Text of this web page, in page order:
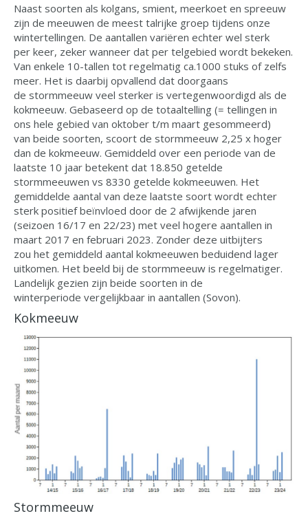
Naast soorten als kolgans, smient, meerkoet en spreeuw
zijn de meeuwen de meest talrijke groep tijdens onze
wintertellingen. De aantallen variëren echter wel sterk
per keer, zeker wanneer dat per telgebied wordt bekeken.
Van enkele 10-tallen tot regelmatig ca.1000 stuks of zelfs
meer. Het is daarbij opvallend dat doorgaans
de stormmeeuw veel sterker is vertegenwoordigd als de
kokmeeuw. Gebaseerd op de totaaltelling (= tellingen in
ons hele gebied van oktober t/m maart gesommeerd)
van beide soorten, scoort de stormmeeuw 2,25 x hoger
dan de kokmeeuw. Gemiddeld over een periode van de
laatste 10 jaar betekent dat 18.850 getelde
stormmeeuwen vs 8330 getelde kokmeeuwen. Het
gemiddelde aantal van deze laatste soort wordt echter
sterk positief beïnvloed door de 2 afwijkende jaren
(seizoen 16/17 en 22/23) met veel hogere aantallen in
maart 2017 en februari 2023. Zonder deze uitbijters
zou het gemiddeld aantal kokmeeuwen beduidend lager
uitkomen. Het beeld bij de stormmeeuw is regelmatiger.
Landelijk gezien zijn beide soorten in de
winterperiode vergelijkbaar in aantallen (Sovon).
Kokmeeuw
Stormmeeuw